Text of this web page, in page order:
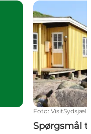
Spørgsmål til
Foto:
Spørgsmål